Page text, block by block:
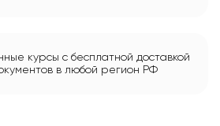
курсы с бесплатной доставкой
в любой регион РФ